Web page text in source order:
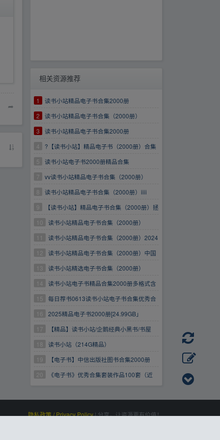
➦
相关资源推荐
1
读书小站精品电子书合集2000册
2
读书小站精品电子书合集（2000册）
3
读书小站精品电子书合集2000册
4
?【读书小站】精品电子书（2000册）合集
5
读书小站电子书2000册精品合集
7
vv读书小站精品电子书合集（2000册）
8
读书小站精品电子书合集（2000册）iiii
9
【读书小站】精品电子书合集（2000册）拯
救书荒
10
读书小站精品电子书合集（2000册）
【24.9G】
11
读书小站精品电子书合集（2000册）2024
最新版
12
读书小站精品电子书合集（2000册）中国
古代历史图谱
13
读书小站精选电子书合集（2000册）
14
读书小站电子书精品合集2000册多格式含
电子书转换软件
15
每日荐书0613读书小站电子书合集优秀合
集套装作品100套
16
2025精品电子书2000册[24.99GB」
17
【精品】读书小站/企鹅经典小黑书/书屋
mebook/天涯社区优质书籍/掌阅出版系列合集
18
读书小站（214G精品）
19
【电子书】中信出版社图书合集2000册
20
《电子书》优秀合集套装作品100套（近
隐私政策 / Privacy Policy|分享，让资源更有价值！